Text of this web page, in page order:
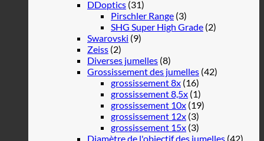
DDoptics (31)
Pirschler Range (3)
SHG Super High Grade (2)
Swarovski (9)
Zeiss (2)
Diverses jumelles (8)
Grossissement des jumelles (42)
grossissement 8x (16)
grossissement 8,5x (1)
grossissement 10x (19)
grossissement 12x (3)
grossissement 15x (3)
Diamètre de l'objectif des jumelles (42)